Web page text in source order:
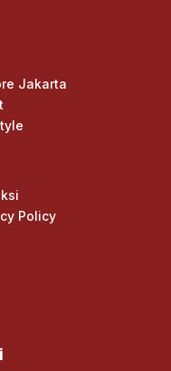
Jakarta
Policy